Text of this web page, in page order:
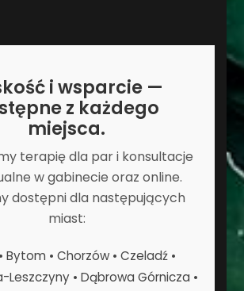
i wsparcie —
z każdego
miejsca.
terapię dla par i konsultacje
w gabinecie oraz online.
dostępni dla następujących
miast:
Bytom • Chorzów • Czeladź •
Leszczyny • Dąbrowa Górnicza •